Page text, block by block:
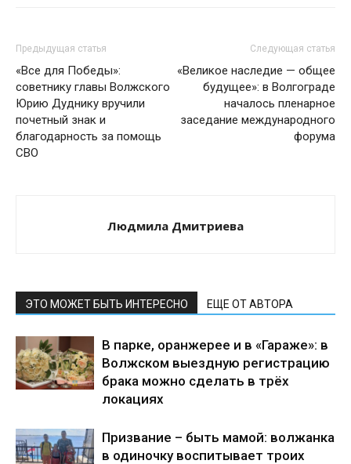
Предыдущая статья
«Все для Победы»:
советнику главы Волжского
Юрию Дуднику вручили
почетный знак и
благодарность за помощь
СВО
Следующая статья
«Великое наследие — общее
будущее»: в Волгограде
началось пленарное
заседание международного
форума
Людмила Дмитриева
ЭТО МОЖЕТ БЫТЬ ИНТЕРЕСНО ЕЩЕ ОТ АВТОРА
В парке, оранжерее и в «Гараже»: в
Волжском выездную регистрацию
брака можно сделать в трёх
локациях
Призвание – быть мамой: волжанка
в одиночку воспитывает троих